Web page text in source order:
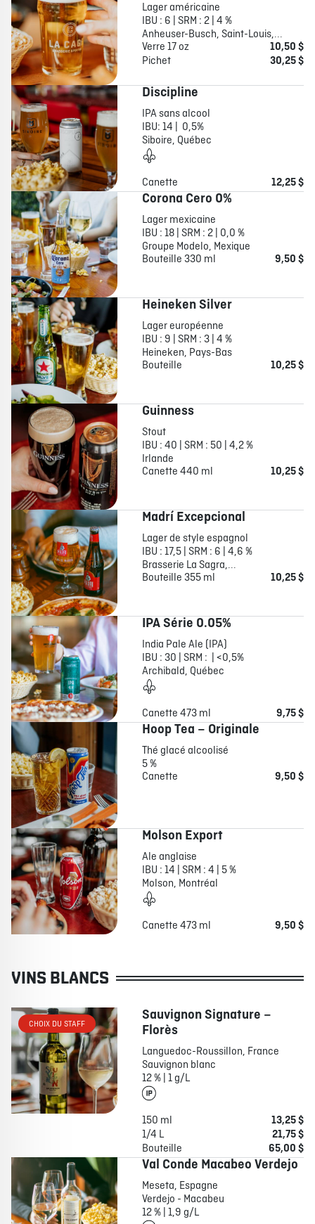
Lager américaine
IBU : 6 | SRM : 2 | 4 %
Anheuser-Busch, Saint-Louis,...
Verre 17 oz
10,50 $
Pichet
30,25 $
Discipline
IPA sans alcool
IBU: 14 | 0,5%
Siboire, Québec
Canette 12,25 $
Corona Cero 0%
Lager mexicaine
IBU : 18 | SRM : 2 | 0,0 %
Groupe Modelo, Mexique
Bouteille 330 ml
9,50 $
Heineken Silver
Lager européenne
IBU : 9 | SRM : 3 | 4 %
Heineken, Pays-Bas
Bouteille
10,25 $
Guinness
Stout
IBU : 40 | SRM : 50 | 4,2 %
Irlande
Canette 440 ml
10,25 $
Madrí Excepcional
Lager de style espagnol
IBU : 17,5 | SRM : 6 | 4,6 %
Brasserie La Sagra,...
Bouteille 355 ml
10,25 $
IPA Série 0.05%
India Pale Ale (IPA)
IBU : 30 | SRM : | <0,5%
Archibald, Québec
Canette 473 ml 9,75 $
Hoop Tea – Originale
Thé glacé alcoolisé
5 %
Canette
9,50 $
Molson Export
Ale anglaise
IBU : 14 | SRM : 4 | 5 %
Molson, Montréal
Canette 473 ml 9,50 $
VINS BLANCS
CHOIX DU STAFF
Sauvignon Signature –
Florès
Languedoc-Roussillon, France
Sauvignon blanc
12 % | 1 g/L
150 ml
13,25 $
1/4 L
21,75 $
Bouteille
65,00 $
Val Conde Macabeo Verdejo
Meseta, Espagne
Verdejo - Macabeu
12 % | 1,9 g/L